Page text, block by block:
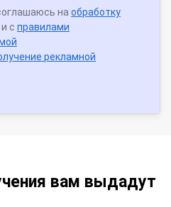
на обработку
и с правилами
рекламной
вам выдадут